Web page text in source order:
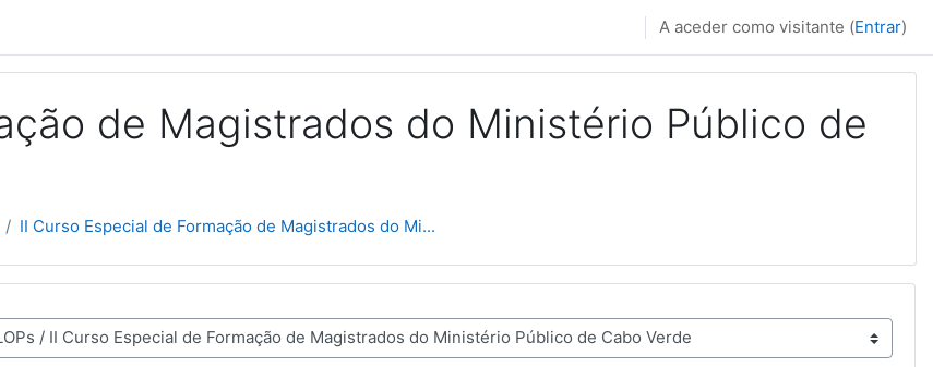
A aceder como visitante (Entrar)
de Magistrados do Ministério Público de
II Curso Especial de Formação de Magistrados do Mi...